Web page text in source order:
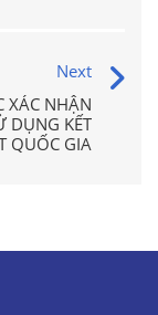
Next
XÁC NHẬN
DỤNG KẾT
QUỐC GIA